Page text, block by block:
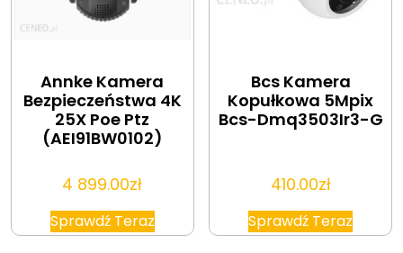
Annke Kamera
Bezpieczeństwa 4K
25X Poe Ptz
(AEI91BW0102)
4 899.00zł
Sprawdź Teraz
Bcs Kamera
Kopułkowa 5Mpix
Bcs-Dmq3503Ir3-G
410.00zł
Sprawdź Teraz